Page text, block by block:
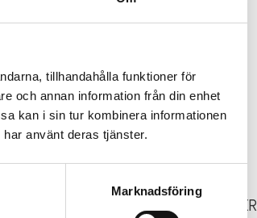
tillhandahålla funktioner för
och annan information från din enhet
kan i sin tur kombinera informationen
använt deras tjänster.
Marknadsföring
RELATERADE PRODUKTER